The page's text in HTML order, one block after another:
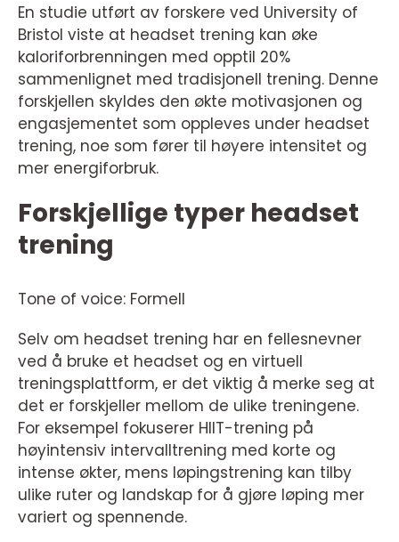
En studie utført av forskere ved University of
Bristol viste at headset trening kan øke
kaloriforbrenningen med opptil 20%
sammenlignet med tradisjonell trening. Denne
forskjellen skyldes den økte motivasjonen og
engasjementet som oppleves under headset
trening, noe som fører til høyere intensitet og
mer energiforbruk.
Forskjellige typer headset
trening
Tone of voice: Formell
Selv om headset trening har en fellesnevner
ved å bruke et headset og en virtuell
treningsplattform, er det viktig å merke seg at
det er forskjeller mellom de ulike treningene.
For eksempel fokuserer HIIT-trening på
høyintensiv intervalltrening med korte og
intense økter, mens løpingstrening kan tilby
ulike ruter og landskap for å gjøre løping mer
variert og spennende.